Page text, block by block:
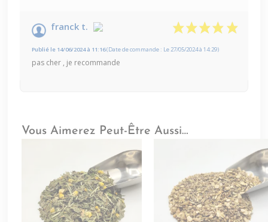
franck t.
Publié le 14/06/2024 à 11:16(Date de commande : Le 27/05/2024 à 14:29)
pas cher , je recommande
Vous Aimerez Peut-Être Aussi…